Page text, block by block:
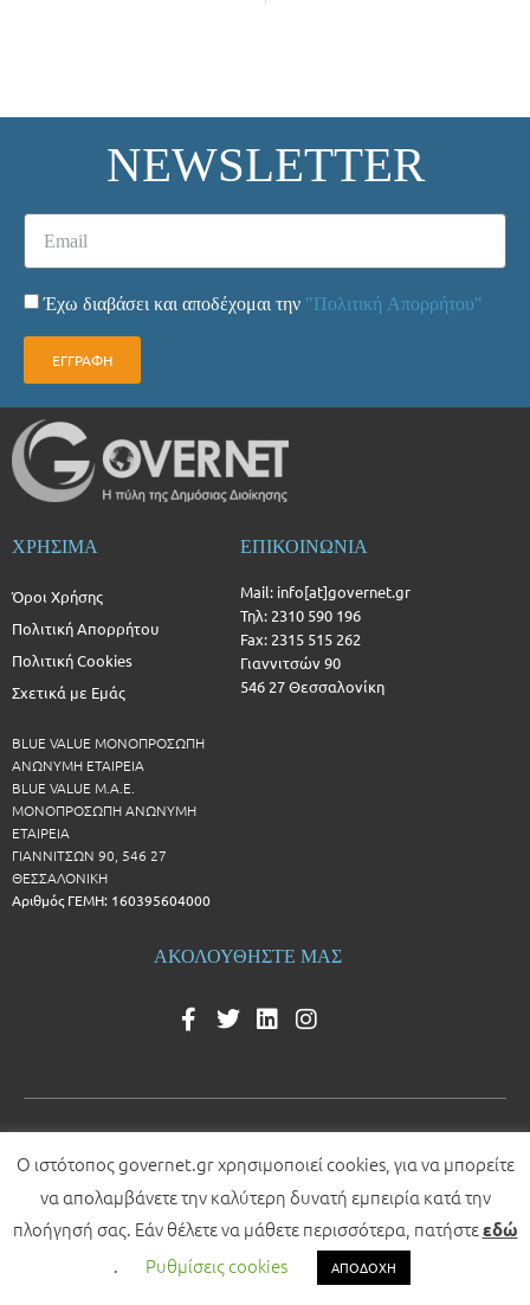
NEWSLETTER
Έχω διαβάσει και αποδέχομαι την "Πολιτική Απορρήτου"
ΕΓΓΡΑΦΗ
ΧΡΗΣΙΜΑ
Όροι Χρήσης
Πολιτική Απορρήτου
Πολιτική Cookies
Σχετικά με Εμάς
BLUE VALUE ΜΟΝΟΠΡΟΣΩΠΗ
ΑΝΩΝΥΜΗ ΕΤΑΙΡΕΙΑ
BLUE VALUE Μ.Α.Ε.
ΜΟΝΟΠΡΟΣΩΠΗ ΑΝΩΝΥΜΗ
ΕΤΑΙΡΕΙΑ
ΓΙΑΝΝΙΤΣΩΝ 90, 546 27
ΘΕΣΣΑΛΟΝΙΚΗ
Αριθμός ΓΕΜΗ: 160395604000
ΕΠΙΚΟΙΝΩΝΙΑ
Mail: info[at]governet.gr
Τηλ: 2310 590 196
Fax: 2315 515 262
Γιαννιτσών 90
546 27 Θεσσαλονίκη
ΑΚΟΛΟΥΘΗΣΤΕ ΜΑΣ
© 2026 All rights reserved
Development by
Ο ιστότοπος governet.gr χρησιμοποιεί cookies, για να μπορείτε
να απολαμβάνετε την καλύτερη δυνατή εμπειρία κατά την
πλοήγησή σας. Εάν θέλετε να μάθετε περισσότερα, πατήστεεδώ
. Ρυθμίσεις cookies ΑΠΟΔΟΧΗ